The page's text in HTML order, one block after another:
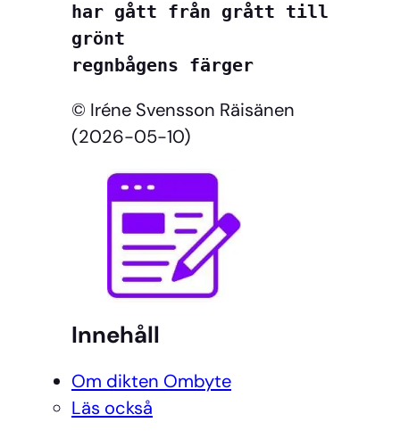
har gått från grått till
grönt
regnbågens färger
© Iréne Svensson Räisänen
(2026-05-10)
Innehåll
Om dikten Ombyte
Läs också